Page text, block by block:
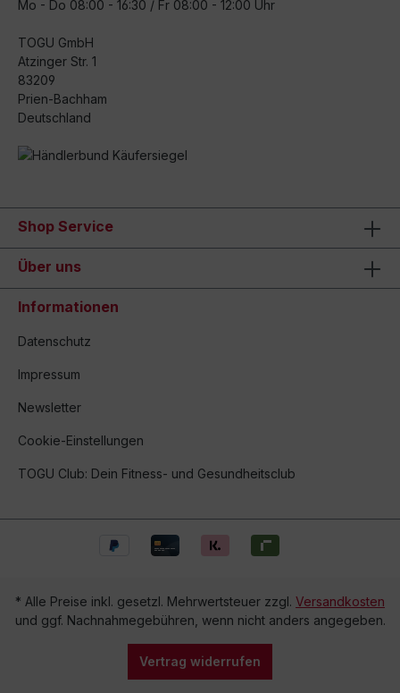
Mo - Do 08:00 - 16:30 / Fr 08:00 - 12:00 Uhr
TOGU GmbH
Atzinger Str. 1
83209
Prien-Bachham
Deutschland
Shop Service
Über uns
Informationen
Datenschutz
Impressum
Newsletter
Cookie-Einstellungen
TOGU Club: Dein Fitness- und Gesundheitsclub
* Alle Preise inkl. gesetzl. Mehrwertsteuer zzgl. Versandkosten
und ggf. Nachnahmegebühren, wenn nicht anders angegeben.
Vertrag widerrufen